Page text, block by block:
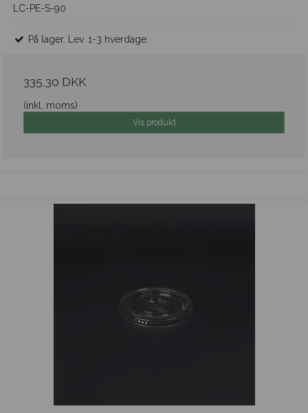
LC-PE-S-90
På lager. Lev. 1-3 hverdage.
335,30 DKK
(inkl. moms)
Vis produkt